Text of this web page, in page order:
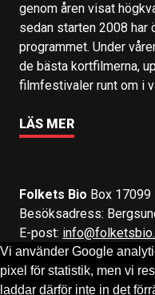
Vi använder Google
pixel för statistik, men vi
laddar därför inte in det
genom åren visat
sedan starten 2008 har
programmet. Under
de bästa kortfilmerna,
filmfestivaler runt om i
LÄS MER
Folkets Bio Box
Besöksadress:
E-post:
Följ oss på:Facebook